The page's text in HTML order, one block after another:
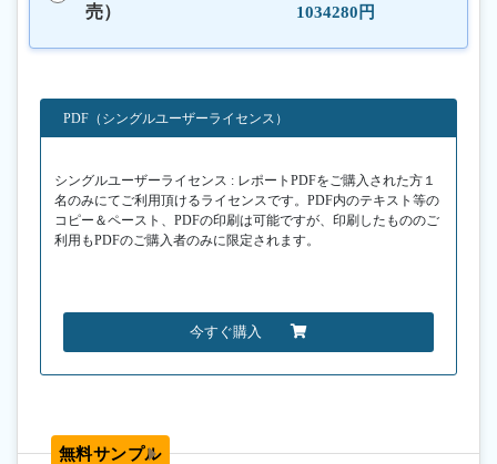
売）
1034280円
PDF（シングルユーザーライセンス）
シングルユーザーライセンス : レポートPDFをご購入された方１
名のみにてご利用頂けるライセンスです。PDF内のテキスト等の
コピー＆ペースト、PDFの印刷は可能ですが、印刷したもののご
利用もPDFのご購入者のみに限定されます。
今すぐ購入
無料サンプル